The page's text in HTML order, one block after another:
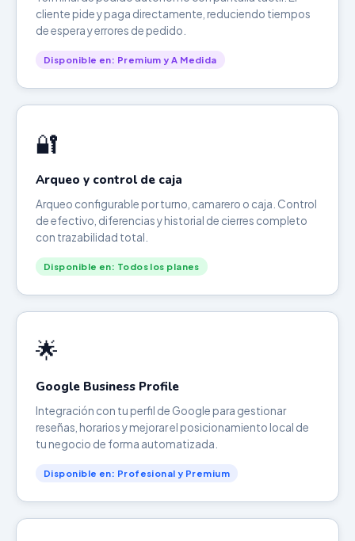
cliente pide y paga directamente, reduciendo tiempos
de espera y errores de pedido.
Disponible en: Premium y A Medida
🔐
Arqueo y control de caja
Arqueo configurable por turno, camarero o caja. Control
de efectivo, diferencias y historial de cierres completo
con trazabilidad total.
Disponible en: Todos los planes
🌟
Google Business Profile
Integración con tu perfil de Google para gestionar
reseñas, horarios y mejorar el posicionamiento local de
tu negocio de forma automatizada.
Disponible en: Profesional y Premium